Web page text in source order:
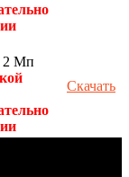
2 Мп
Скачать